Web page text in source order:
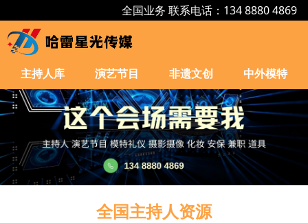
全国业务 联系电话：134 8880 4869
主持人库 演艺节目 非遗文创 中外模特
全国主持人资源